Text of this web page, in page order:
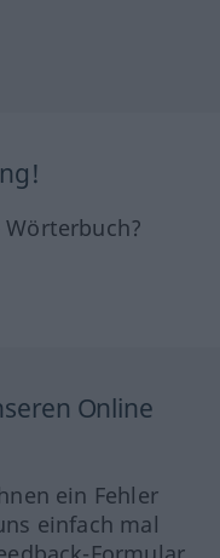
Online
ein Fehler
einfach mal